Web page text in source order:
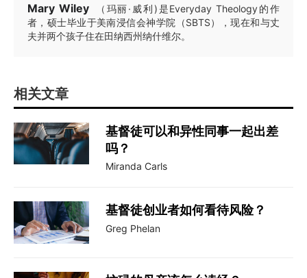
Mary Wiley
（玛丽·威利)是Everyday Theology的作
者，硕士毕业于美南浸信会神学院（SBTS），现在和与丈
夫并两个孩子住在田纳西州纳什维尔。
相关文章
基督徒可以和异性同事一起出差
吗？
Miranda Carls
基督徒创业者如何看待风险？
Greg Phelan